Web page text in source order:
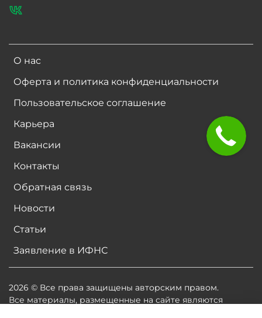
О нас
Оферта и политика конфиденциальности
Пользовательское соглашение
Карьера
Вакансии
Контакты
Обратная связь
Новости
Статьи
Заявление в ИФНС
2026 © Все права защищены авторским правом.
Все материалы, размещенные на сайте являются